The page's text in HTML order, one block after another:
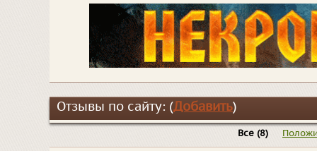
Отзывы по сайту: (Добавить)
Все (8)